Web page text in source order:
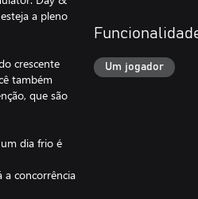
a pleno
crescente
também
que são
dia frio é
a concorrência
Um jogador